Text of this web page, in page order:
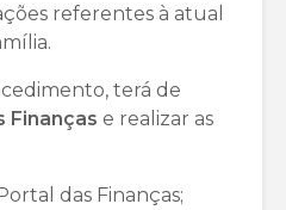
referentes à atual
terá de
Finanças e realizar as
das Finanças;